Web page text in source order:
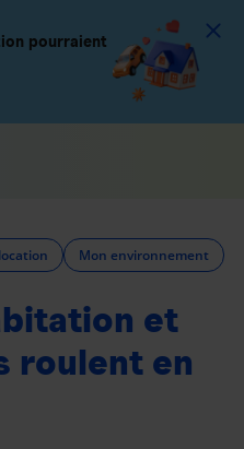
Mon environnement
et
roulent en
pourraient